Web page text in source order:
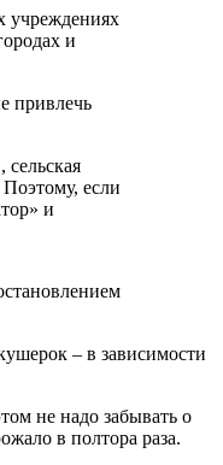
учреждениях
и
привлечь
если
и
– в зависимости
не надо забывать о
в полтора раза.